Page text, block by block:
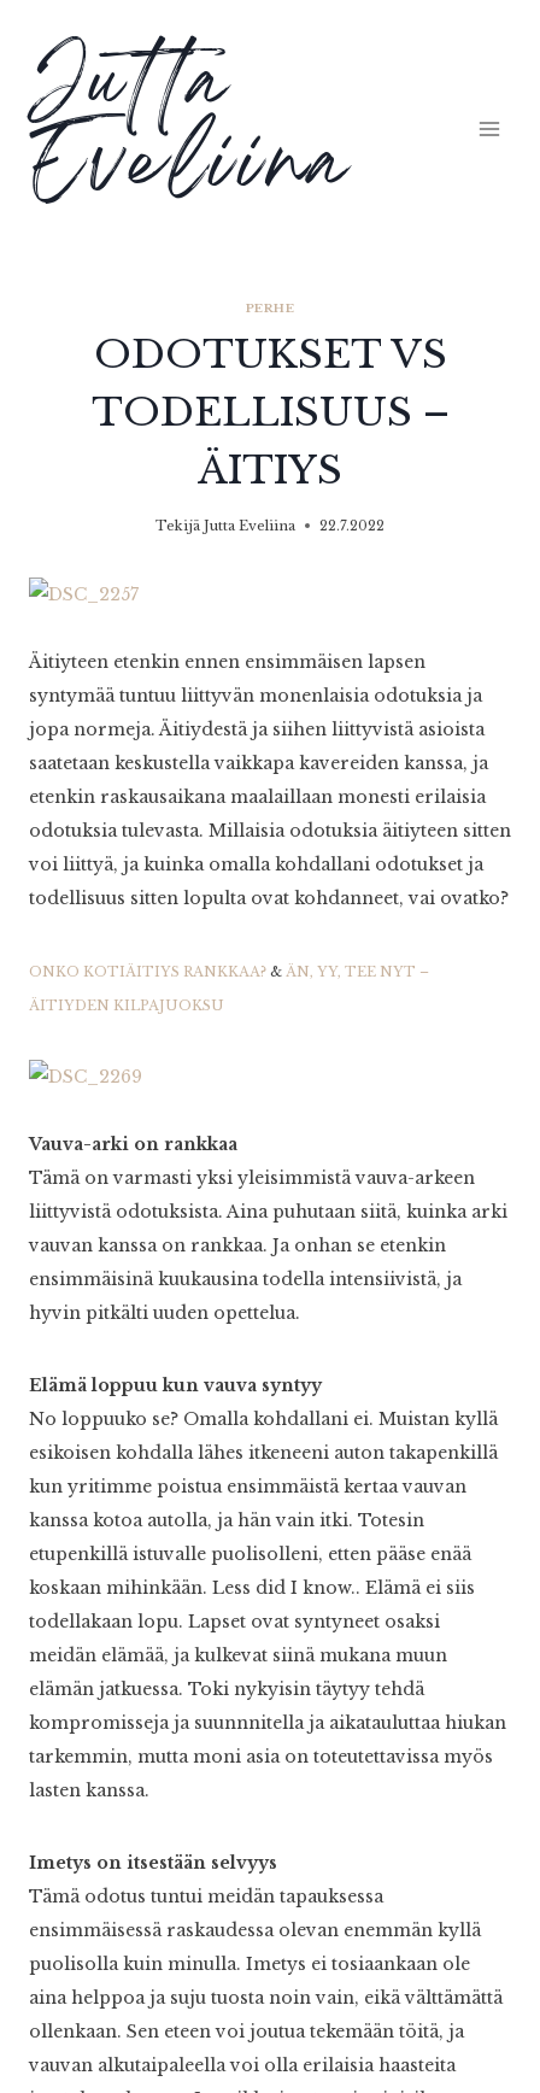
sisältöön
Jutta
Eveliina
PERHE
ODOTUKSET VS
TODELLISUUS –
ÄITIYS
Tekijä Jutta Eveliina 22.7.2022
Äitiyteen etenkin ennen ensimmäisen lapsen
syntymää tuntuu liittyvän monenlaisia odotuksia ja
jopa normeja. Äitiydestä ja siihen liittyvistä asioista
saatetaan keskustella vaikkapa kavereiden kanssa, ja
etenkin raskausaikana maalaillaan monesti erilaisia
odotuksia tulevasta. Millaisia odotuksia äitiyteen sitten
voi liittyä, ja kuinka omalla kohdallani odotukset ja
todellisuus sitten lopulta ovat kohdanneet, vai ovatko?
ONKO KOTIÄITIYS RANKKAA? & ÄN, YY, TEE NYT –
ÄITIYDEN KILPAJUOKSU
Vauva-arki on rankkaa
Tämä on varmasti yksi yleisimmistä vauva-arkeen
liittyvistä odotuksista. Aina puhutaan siitä, kuinka arki
vauvan kanssa on rankkaa. Ja onhan se etenkin
ensimmäisinä kuukausina todella intensiivistä, ja
hyvin pitkälti uuden opettelua.
Elämä loppuu kun vauva syntyy
No loppuuko se? Omalla kohdallani ei. Muistan kyllä
esikoisen kohdalla lähes itkeneeni auton takapenkillä
kun yritimme poistua ensimmäistä kertaa vauvan
kanssa kotoa autolla, ja hän vain itki. Totesin
etupenkillä istuvalle puolisolleni, etten pääse enää
koskaan mihinkään. Less did I know.. Elämä ei siis
todellakaan lopu. Lapset ovat syntyneet osaksi
meidän elämää, ja kulkevat siinä mukana muun
elämän jatkuessa. Toki nykyisin täytyy tehdä
kompromisseja ja suunnnitella ja aikatauluttaa hiukan
tarkemmin, mutta moni asia on toteutettavissa myös
lasten kanssa.
Imetys on itsestään selvyys
Tämä odotus tuntui meidän tapauksessa
ensimmäisessä raskaudessa olevan enemmän kyllä
puolisolla kuin minulla. Imetys ei tosiaankaan ole
aina helppoa ja suju tuosta noin vain, eikä välttämättä
ollenkaan. Sen eteen voi joutua tekemään töitä, ja
vauvan alkutaipaleella voi olla erilaisia haasteita